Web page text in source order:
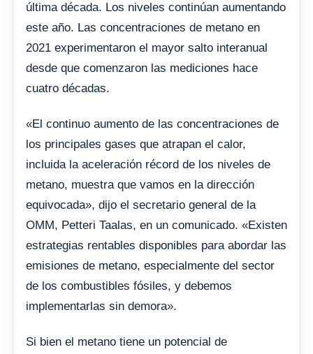
última década. Los niveles continúan aumentando
este año. Las concentraciones de metano en
2021 experimentaron el mayor salto interanual
desde que comenzaron las mediciones hace
cuatro décadas.
«El continuo aumento de las concentraciones de
los principales gases que atrapan el calor,
incluida la aceleración récord de los niveles de
metano, muestra que vamos en la dirección
equivocada», dijo el secretario general de la
OMM, Petteri Taalas, en un comunicado. «Existen
estrategias rentables disponibles para abordar las
emisiones de metano, especialmente del sector
de los combustibles fósiles, y debemos
implementarlas sin demora».
Si bien el metano tiene un potencial de